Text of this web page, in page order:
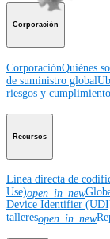
Corporación
CorporaciónQuiénes
de suministro global
riesgos y cumplimiento
Recursos
Línea directa de
Use)open_in_new
Device Identifier
talleresopen_in_new